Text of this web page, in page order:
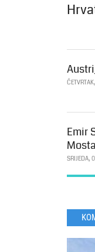
Emir
SRIJEDA,